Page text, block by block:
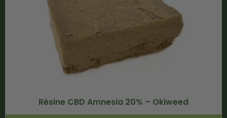
Résine CBD Amnesia 20% – Okiweed